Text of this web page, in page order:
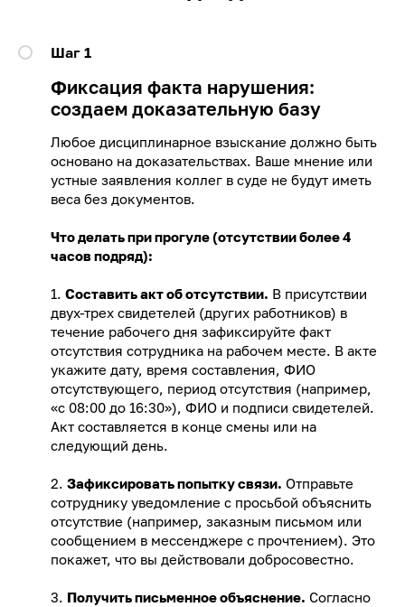
Шаг 1
Фиксация факта нарушения:
создаем доказательную базу
Любое дисциплинарное взыскание должно быть
основано на доказательствах. Ваше мнение или
устные заявления коллег в суде не будут иметь
веса без документов.
Что делать при прогуле (отсутствии более 4
часов подряд):
1. Составить акт об отсутствии. В присутствии
двух-трех свидетелей (других работников) в
течение рабочего дня зафиксируйте факт
отсутствия сотрудника на рабочем месте. В акте
укажите дату, время составления, ФИО
отсутствующего, период отсутствия (например,
«с 08:00 до 16:30»), ФИО и подписи свидетелей.
Акт составляется в конце смены или на
следующий день.
2. Зафиксировать попытку связи. Отправьте
сотруднику уведомление с просьбой объяснить
отсутствие (например, заказным письмом или
сообщением в мессенджере с прочтением). Это
покажет, что вы действовали добросовестно.
3. Получить письменное объяснение. Согласно